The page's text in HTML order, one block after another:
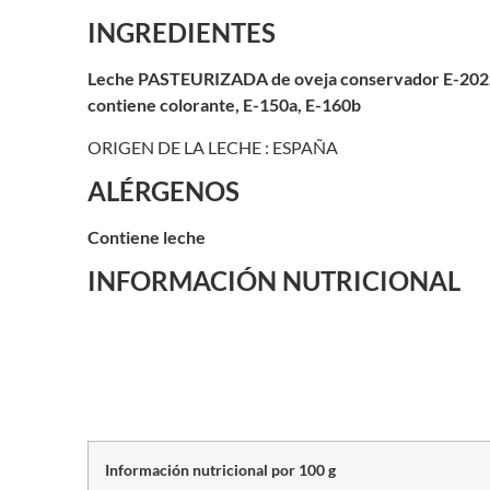
INGREDIENTES
Leche PASTEURIZADA de oveja conservador E-
contiene colorante, E-150a, E-160b
ORIGEN DE LA LECHE : ESPAÑA
ALÉRGENOS
Contiene leche
INFORMACIÓN NUTRICIONAL
Información nutricional por 100 g